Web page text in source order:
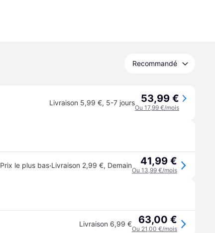
Recommandé
Livraison 5,99 €, 5-7 jours 53,99 €
Ou 17,99 €/mois
Prix le plus bas·Livraison 2,99 €, Demain 41,99 €
Ou 13,99 €/mois
Livraison 6,99 € 63,00 €
Ou 21,00 €/mois